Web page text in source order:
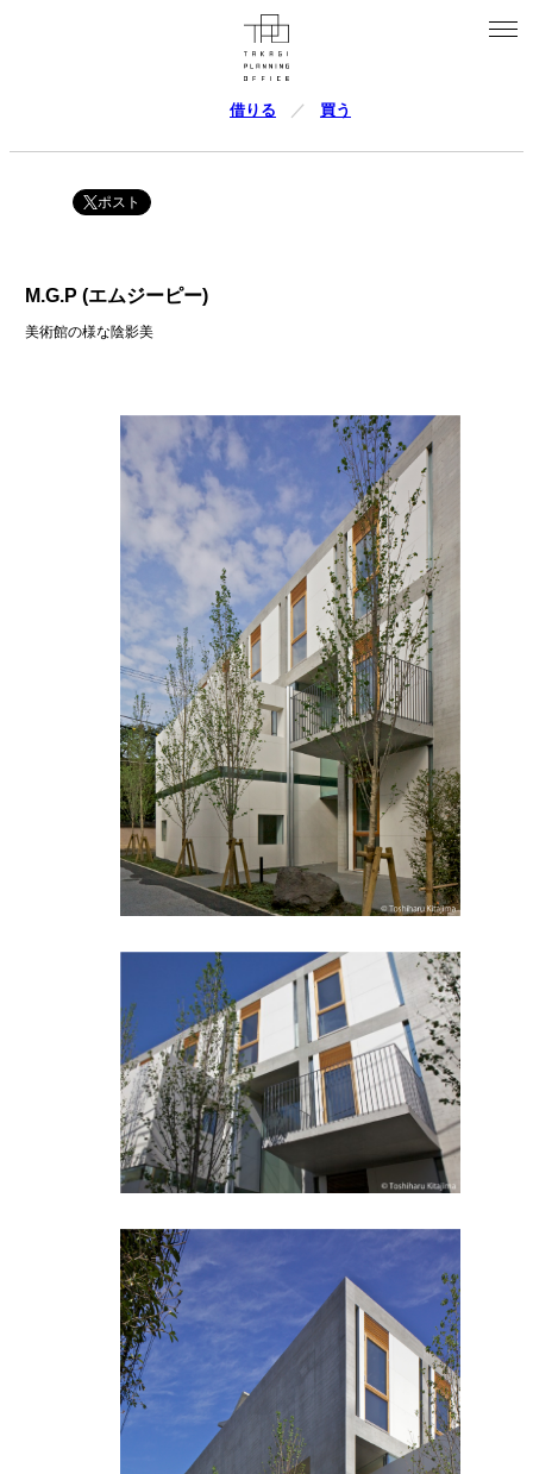
借りる 買う
ポスト
M.G.P (エムジーピー)
美術館の様な陰影美